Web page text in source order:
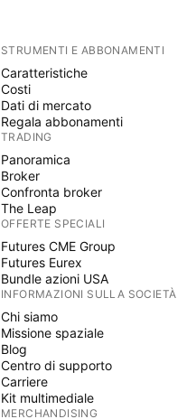
STRUMENTI E ABBONAMENTI
Caratteristiche
Costi
Dati di mercato
Regala abbonamenti
TRADING
Panoramica
Broker
Confronta broker
The Leap
OFFERTE SPECIALI
Futures CME Group
Futures Eurex
Bundle azioni USA
INFORMAZIONI SULLA SOCIETÀ
Chi siamo
Missione spaziale
Blog
Centro di supporto
Carriere
Kit multimediale
MERCHANDISING